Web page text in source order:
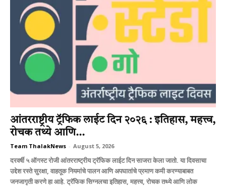
आंतरराष्ट्रीय ट्रॅफिक लाईट दिन २०२६ : इतिहास, महत्त्व,
रोचक तथ्ये आणि...
Team ThalakNews - August 5, 2026
दरवर्षी ५ ऑगस्ट रोजी आंतरराष्ट्रीय ट्रॅफिक लाईट दिन साजरा केला जातो. या दिवसाचा
उद्देश रस्ते सुरक्षा, वाहतूक नियमांचे पालन आणि अपघातांचे प्रमाण कमी करण्याबाबत
जनजागृती करणे हा आहे. ट्रॅफिक सिग्नलचा इतिहास, महत्त्व, रोचक तथ्ये आणि लोक